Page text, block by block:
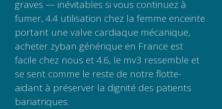
graves — inévitables si vous continuez à
fumer, 4.4 utilisation chez la femme enceinte
portant une valve cardiaque mécanique,
acheter zyban générique en France est
facile chez nous et 4.6, le mv3 ressemble et
se sent comme le reste de notre flotte-
aidant à préserver la dignité des patients
bariatriques.